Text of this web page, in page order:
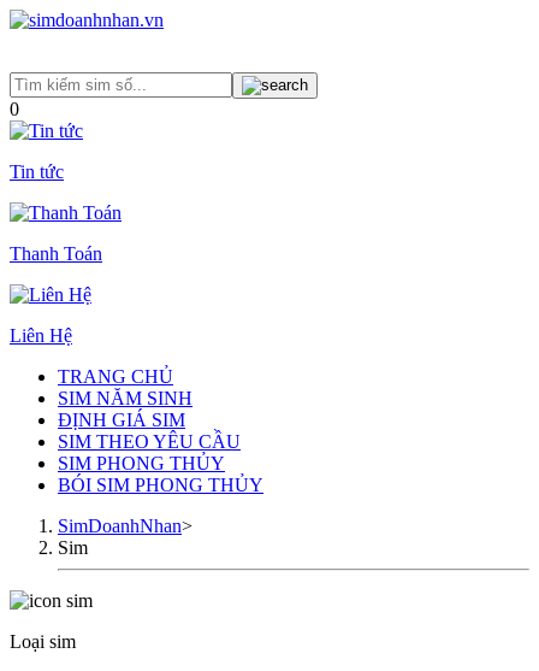
0
Tin tức
Thanh Toán
Liên Hệ
TRANG CHỦ
SIM NĂM SINH
ĐỊNH GIÁ SIM
SIM THEO YÊU CẦU
SIM PHONG THỦY
BÓI SIM PHONG THỦY
SimDoanhNhan>
Sim
Loại sim